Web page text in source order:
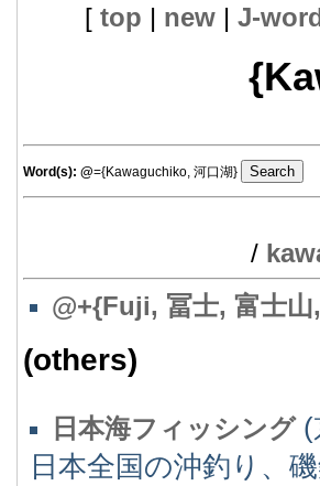
[ top | new| J-
Word(s): @={Kawaguchiko, 河口湖}
/
@+{Fuji, 冨士, 富士
(others)
日本海フィッシング(
日本全国の沖釣り、